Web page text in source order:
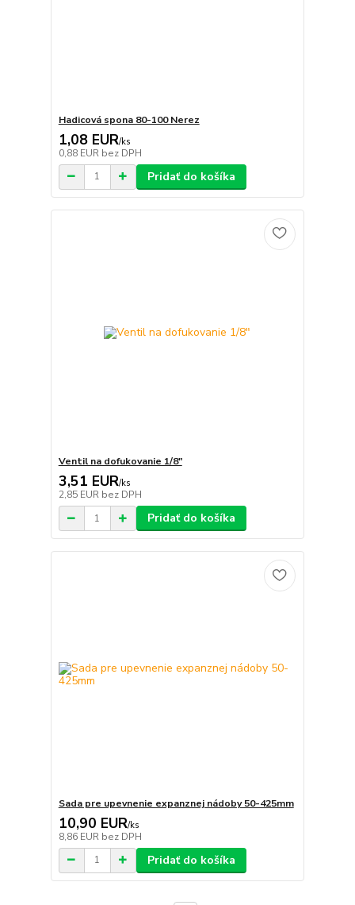
Hadicová spona 80-100 Nerez
1,08 EUR/ks
0,88 EUR bez DPH
Pridať do košíka
Ventil na dofukovanie 1/8"
3,51 EUR/ks
2,85 EUR bez DPH
Pridať do košíka
Sada pre upevnenie expanznej nádoby 50-425mm
10,90 EUR/ks
8,86 EUR bez DPH
Pridať do košíka